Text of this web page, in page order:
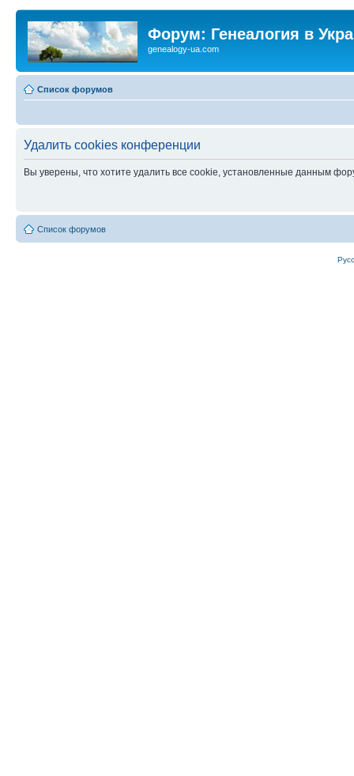
Форум: Генеалогия в
genealogy-ua.com
Список форумов
Удалить cookies конференции
Вы уверены, что хотите удалить все cookie, установленные данным
Список форумов